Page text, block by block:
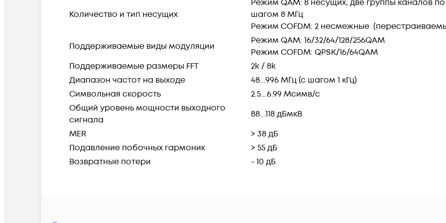
Количество и тип несущих
Режим QAM: 8 несущих, две группы каналов
шагом 8 МГц
Режим COFDM: 2 несмежные
Поддерживаемые виды модуляции
Режим QAM: 16/32/64/128/256QAM
Режим COFDM: QPSK/16/64QAM
Поддерживаемые размеры FFT
2k / 8k
Диапазон частот на выходе
48...996 МГц (с шагом 1 кГц)
Символьная скорость
2.5...6.99 Мсимв/с
Общий уровень мощности выходного
сигнала
88...118 дБмкВ
MER
> 38 дБ
Подавление побочных гармоник
> 55 дБ
Возвратные потери
- 10 дБ